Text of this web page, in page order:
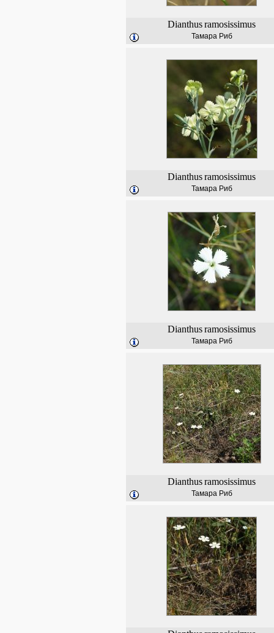
Dianthusramosissimus
Тамара Риб
Dianthusramosissimus
Тамара Риб
Dianthusramosissimus
Тамара Риб
Dianthusramosissimus
Тамара Риб